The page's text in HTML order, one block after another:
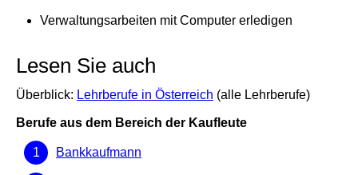
Verwaltungsarbeiten mit Computer erledigen
Lesen Sie auch
Überblick: Lehrberufe in Österreich (alle Lehrberufe)
Berufe aus dem Bereich der Kaufleute
Bankkaufmann